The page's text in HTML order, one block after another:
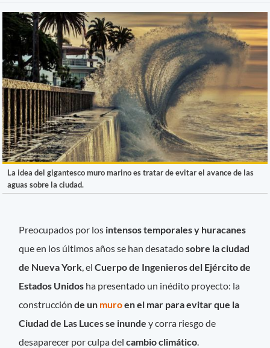
La idea del gigantesco muro marino es tratar de evitar el avance de las
aguas sobre la ciudad.
Preocupados por los intensos temporales y huracanes
que en los últimos años se han desatadosobre la ciudad
de Nueva York , elCuerpo de Ingenieros del Ejército de
Estados Unidos ha presentado un inédito proyecto: la
construcciónde un muroen el mar para evitar que la
Ciudad de Las Luces se inunde y corra riesgo de
desaparecer por culpa delcambio climático